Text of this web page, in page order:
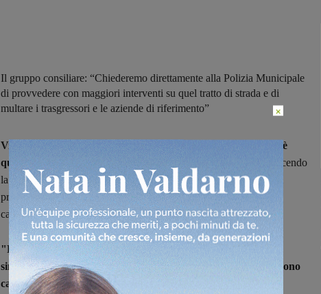
Il gruppo consiliare: “Chiederemo direttamente alla Polizia Municipale
di provvedere con maggiori interventi su quel tratto di strada e di
multare i trasgressori e le aziende di riferimento”
Viabilità selvaggia e pericolosa per i cittadini a Piantravigne: è
quanto denuncia la Lista civica Terranuova in Comune
adducendo
la causa al passaggio dei camion della raccolta vetro "sebbene nei
pressi della discarica e dopo il bivio per Piantravigne, si trovi un
cartello stradale di divieto di accesso per questi mezzi pesanti".
"Più volte i cittadini hanno segnalato il fatto alle autorità, al
sindaco e alla giunta. Purtroppo, come al solito, le lamentele sono
cadute nel vuoto.E nulla è stato fatto. Queste segnalazioni sono
×